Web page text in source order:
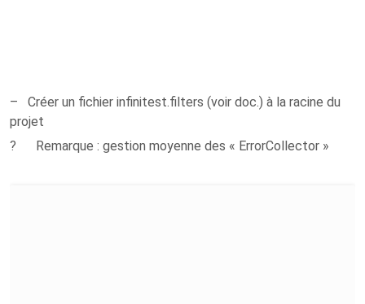
– Créer un fichier infinitest.filters (voir doc.) à la racine du
projet
? Remarque : gestion moyenne des « ErrorCollector »